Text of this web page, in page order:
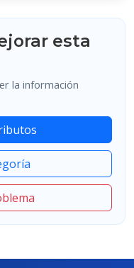
esta
la información